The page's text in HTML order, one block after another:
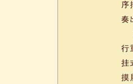
序
奏
行
挂
摸